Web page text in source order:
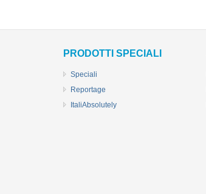
PRODOTTI SPECIALI
Speciali
Reportage
ItaliAbsolutely